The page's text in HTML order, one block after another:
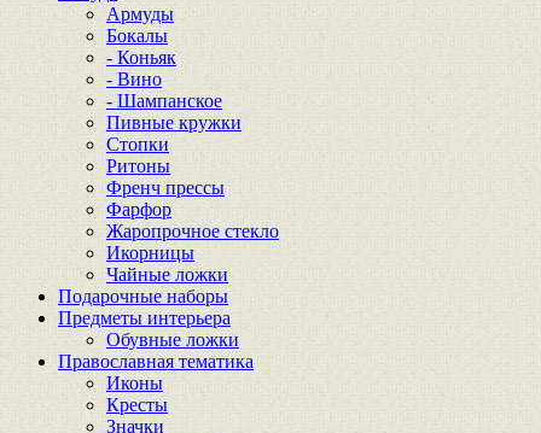
Армуды
Бокалы
- Коньяк
- Вино
- Шампанское
Пивные кружки
Стопки
Ритоны
Френч прессы
Фарфор
Жаропрочное стекло
Икорницы
Чайные ложки
Подарочные наборы
Предметы интерьера
Обувные ложки
Православная тематика
Иконы
Кресты
Значки